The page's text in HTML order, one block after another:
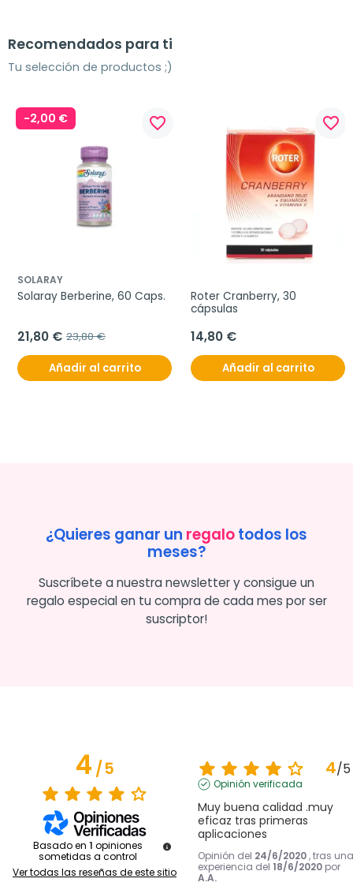
Recomendados para ti
Tu selección de productos ;)
-2,00 € favorite_border
SOLARAY
Solaray Berberine, 60 Caps.
21,80 € 23,80 €
Añadir al carrito
favorite_border
Roter Cranberry, 30
cápsulas
14,80 €
Añadir al carrito
¿Quieres ganar un regalotodos los
meses?
Suscríbete a nuestra newsletter y consigue un
regalo especial en tu compra de cada mes por ser
suscriptor!
4/5
Basado en 1 opiniones
sometidas a control
Ver todas las reseñas de este sitio
4/5
Opinión verificada
Muy buena calidad .muy
eficaz tras primeras
aplicaciones
Opinión del 24/6/2020 , tras una
experiencia del 18/6/2020 por
A.A.